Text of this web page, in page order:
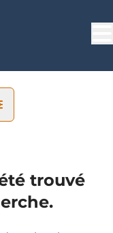
trouvé